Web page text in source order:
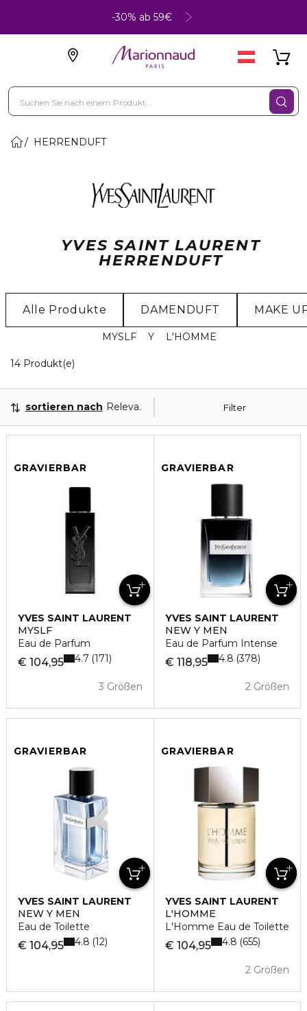
-30% ab 59€
HERRENDUFT
YVES SAINT LAURENT
HERRENDUFT
Alle Produkte DAMENDUFT MAKE
MYSLF Y L'HOMME
14 Produkt(e)
Filter
sortieren nach Relevanz
GRAVIERBAR
YVES SAINT LAURENT
MYSLF
Eau de Parfum
€ 104,95
3 Größen
4.7 171
GRAVIERBAR
YVES SAINT LAURENT
NEW Y MEN
Eau de Parfum Intense
€ 118,95
2 Größen
4.8 378
GRAVIERBAR
YVES SAINT LAURENT
NEW Y MEN
Eau de Toilette
€ 104,95 4.8 12
GRAVIERBAR
YVES SAINT LAURENT
L'HOMME
L'Homme Eau de Toilette
€ 104,95
2 Größen
4.8 655